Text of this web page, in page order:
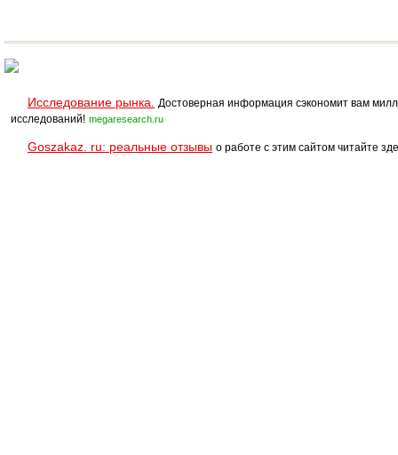
Исследование рынка.
Достоверная информация сэкономит вам
исследований! megaresearch.ru
Goszakaz. ru: реальные отзывы о работе с этим сайтом читайте